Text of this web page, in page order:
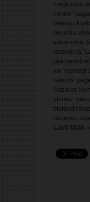
medicīnas
centrs”
termiņu
projektu
vakancēm,
izdevumā
bija
var iesniegt
termiņš
Nozares
vismaz
nozares
Lasīt tālāk »